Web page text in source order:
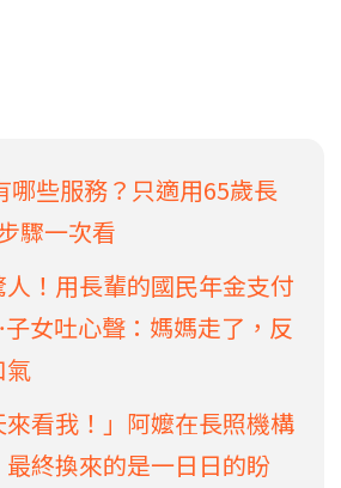
哪些服務？只適用65歲長
驟一次看
！用長輩的國民年金支付
女吐心聲：媽媽走了，反
氣
來看我！」阿嬤在長照機構
終換來的是一日日的盼